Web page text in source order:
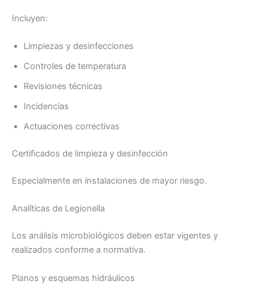
Incluyen:
Limpiezas y desinfecciones
Controles de temperatura
Revisiones técnicas
Incidencias
Actuaciones correctivas
Certificados de limpieza y desinfección
Especialmente en instalaciones de mayor riesgo.
Analíticas de Legionella
Los análisis microbiológicos deben estar vigentes y
realizados conforme a normativa.
Planos y esquemas hidráulicos